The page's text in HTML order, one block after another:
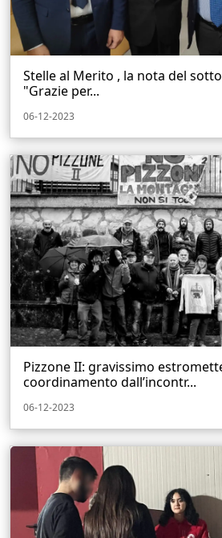
Stelle al Merito , la nota del
"Grazie per...
06-12-2023
Pizzone II: gravissimo
coordinamento dall’incontr...
06-12-2023